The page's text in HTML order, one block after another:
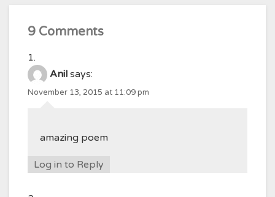
9 Comments
Anil says:
November 13, 2015 at 11:09 pm
amazing poem
Log in to Reply